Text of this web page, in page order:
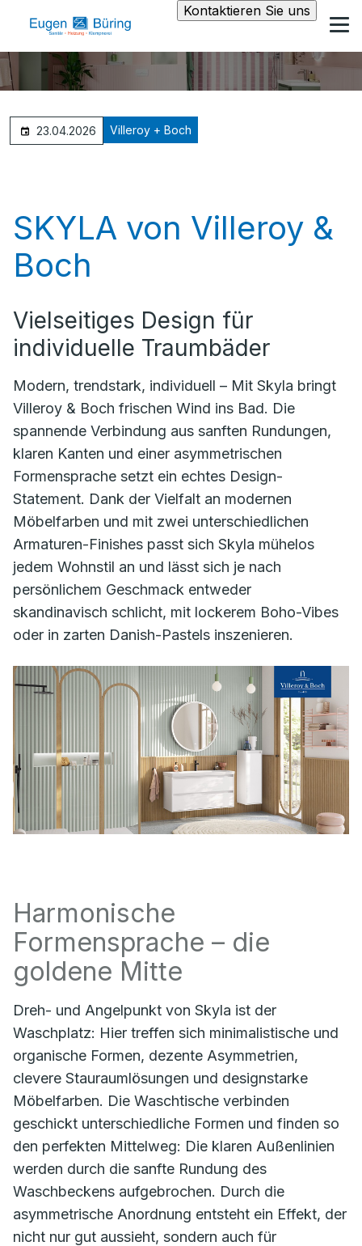
Kontaktieren Sie uns
23.04.2026 Villeroy + Boch
SKYLA von Villeroy &
Boch
Vielseitiges Design für
individuelle Traumbäder
Modern, trendstark, individuell – Mit Skyla bringt
Villeroy & Boch frischen Wind ins Bad. Die
spannende Verbindung aus sanften Rundungen,
klaren Kanten und einer asymmetrischen
Formensprache setzt ein echtes Design-
Statement. Dank der Vielfalt an modernen
Möbelfarben und mit zwei unterschiedlichen
Armaturen-Finishes passt sich Skyla mühelos
jedem Wohnstil an und lässt sich je nach
persönlichem Geschmack entweder
skandinavisch schlicht, mit lockerem Boho-Vibes
oder in zarten Danish-Pastels inszenieren.
Harmonische
Formensprache – die
goldene Mitte
Dreh- und Angelpunkt von Skyla ist der
Waschplatz: Hier treffen sich minimalistische und
organische Formen, dezente Asymmetrien,
clevere Stauraumlösungen und designstarke
Möbelfarben. Die Waschtische verbinden
geschickt unterschiedliche Formen und finden so
den perfekten Mittelweg: Die klaren Außenlinien
werden durch die sanfte Rundung des
Waschbeckens aufgebrochen. Durch die
asymmetrische Anordnung entsteht ein Effekt, der
nicht nur gut aussieht, sondern auch für